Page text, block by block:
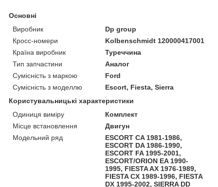
Основні
Виробник
Dp group
Кросс-номери
Kolbenschmidt 120000417001
Країна виробник
Туреччина
Тип запчастини
Аналог
Сумісність з маркою
Ford
Сумісність з моделлю
Escort, Fiesta, Sierra
Користувальницькі характеристики
Одиниця виміру
Комплект
Місце встановлення
Двигун
Модельний ряд
ESCORT CA 1981-1986,
ESCORT DA 1986-1990,
ESCORT FA 1995-2001,
ESCORT/ORION EA 1990-
1995, FIESTA AX 1976-1989,
FIESTA CX 1989-1996, FIESTA
DX 1995-2002, SIERRA DD